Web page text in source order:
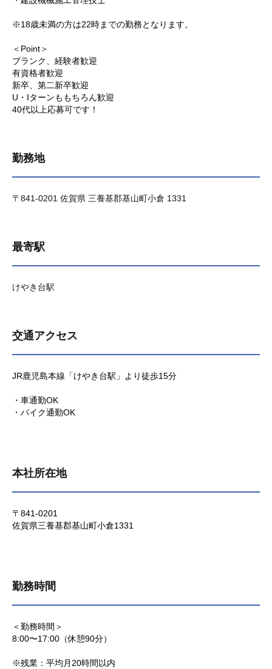
※18歳未満の方は22時までの勤務となります。
＜Point＞
ブランク、経験者歓迎
有資格者歓迎
新卒、第二新卒歓迎
U・Iターンももちろん歓迎
40代以上応募可です！
勤務地
〒841-0201 佐賀県 三養基郡基山町小倉 1331
最寄駅
けやき台駅
交通アクセス
JR鹿児島本線「けやき台駅」より徒歩15分
・車通勤OK
・バイク通勤OK
本社所在地
〒841-0201
佐賀県三養基郡基山町小倉1331
勤務時間
＜勤務時間＞
8:00〜17:00（休憩90分）
※残業：平均月20時間以内